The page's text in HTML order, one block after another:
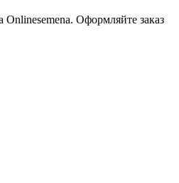
Оформляйте заказ